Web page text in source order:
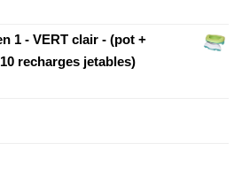
1 - VERT clair - (pot +
recharges jetables)